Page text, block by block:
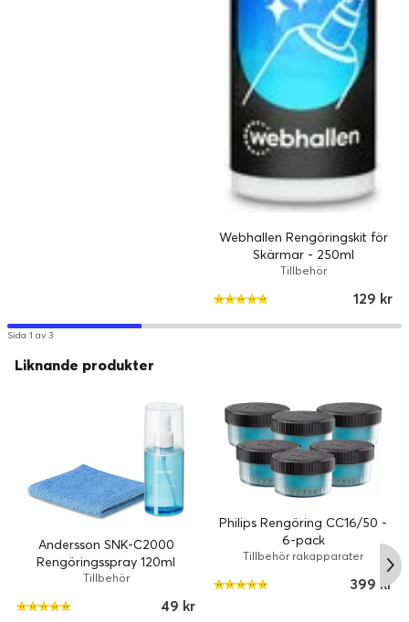
Webhallen Rengöringskit för
Skärmar - 250ml
Tillbehör
129 kr
Sida 1 av 3
Liknande produkter
Andersson SNK-C2000
Rengöringsspray 120ml
Tillbehör
49 kr
Philips Rengöring CC16/50 -
6-pack
Tillbehör rakapparater
399 kr